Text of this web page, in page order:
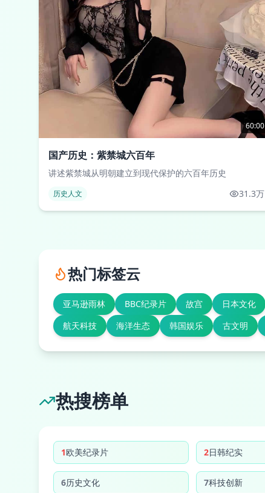
60:00
国产历史：紫禁城六百年
讲述紫禁城从明朝建立到现代保护的六百年历史
历史人文 31.3万
热门标签云
亚马逊雨林 BBC纪录片 故宫 日本文化
航天科技
海洋生态 韩国娱乐 古文明
热搜榜单
1欧美纪录片 2日韩纪实
6历史文化 7科技创新